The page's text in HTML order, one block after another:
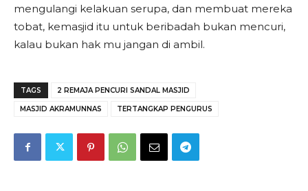
mengulangi kelakuan serupa, dan membuat mereka
tobat, kemasjid itu untuk beribadah bukan mencuri,
kalau bukan hak mu jangan di ambil.
TAGS 2 REMAJA PENCURI SANDAL MASJID
MASJID AKRAMUNNAS TERTANGKAP PENGURUS